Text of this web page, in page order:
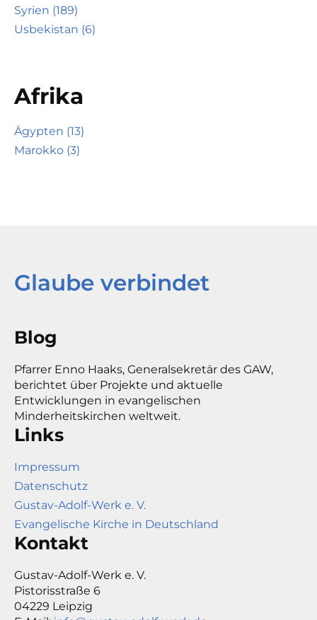
Syrien (189)
Usbekistan (6)
Afrika
Ägypten (13)
Marokko (3)
Glaube verbindet
Blog
Pfarrer Enno Haaks, Generalsekretär des GAW,
berichtet über Projekte und aktuelle
Entwicklungen in evangelischen
Minderheitskirchen weltweit.
Links
Impressum
Datenschutz
Gustav-Adolf-Werk e. V.
Evangelische Kirche in Deutschland
Kontakt
Gustav-Adolf-Werk e. V.
Pistorisstraße 6
04229 Leipzig